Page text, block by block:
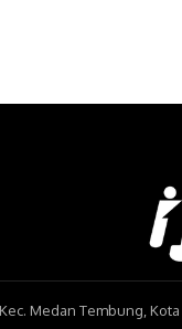
Medan Tembung,